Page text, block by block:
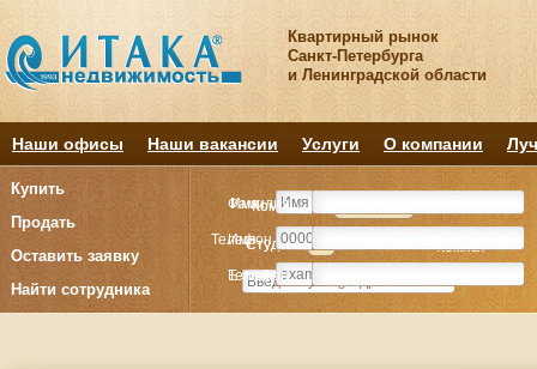
Квартирный рынок
Санкт-Петербурга
и Ленинградской области
Наши офисы Наши вакансии Услуги О компании
Купить
Продать
Оставить заявку
Найти сотрудника
Комнату
Студия Комнат
Комнату
Студия Комнат
Имя
Телефон
E-mail
Фамилия
Имя
Телефон